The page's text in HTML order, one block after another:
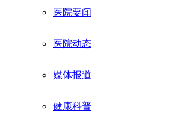
医院要闻
医院动态
媒体报道
健康科普